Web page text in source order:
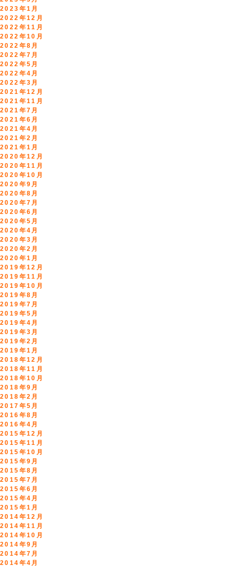
2023年1月
2022年12月
2022年11月
2022年10月
2022年8月
2022年7月
2022年5月
2022年4月
2022年3月
2021年12月
2021年11月
2021年7月
2021年6月
2021年4月
2021年2月
2021年1月
2020年12月
2020年11月
2020年10月
2020年9月
2020年8月
2020年7月
2020年6月
2020年5月
2020年4月
2020年3月
2020年2月
2020年1月
2019年12月
2019年11月
2019年10月
2019年8月
2019年7月
2019年5月
2019年4月
2019年3月
2019年2月
2019年1月
2018年12月
2018年11月
2018年10月
2018年9月
2018年2月
2017年5月
2016年8月
2016年4月
2015年12月
2015年11月
2015年10月
2015年9月
2015年8月
2015年7月
2015年6月
2015年4月
2015年1月
2014年12月
2014年11月
2014年10月
2014年9月
2014年7月
2014年4月